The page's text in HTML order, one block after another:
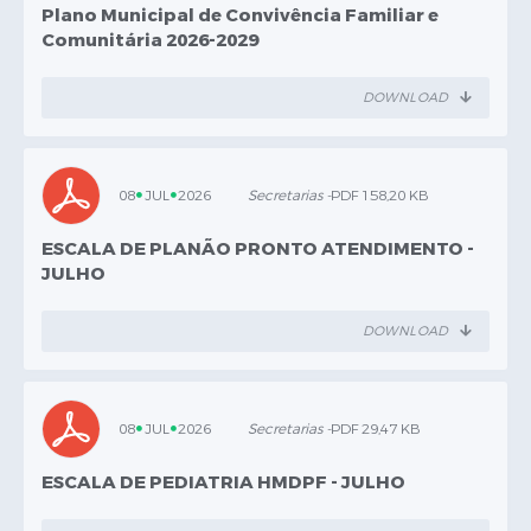
> Planejamento e Gestão
Andrey Wactavski
>
Rafael Voigt
Plano Municipal de Convivência Familiar e
Comunitária 2026-2029
DOWNLOAD
08 JUL 2026 Secretarias -PDF 158,20 KB
ESCALA DE PLANÃO PRONTO ATENDIMENTO -
JULHO
DOWNLOAD
08 JUL 2026 Secretarias -PDF 29,47 KB
ESCALA DE PEDIATRIA HMDPF - JULHO